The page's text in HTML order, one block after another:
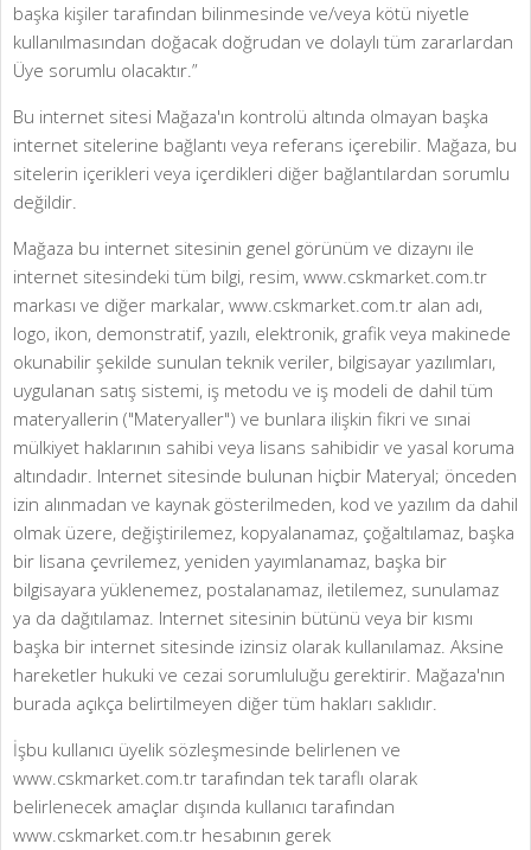
başka kişiler tarafından bilinmesinde ve/veya kötü niyetle
kullanılmasından doğacak doğrudan ve dolaylı tüm zararlardan
Üye sorumlu olacaktır.”
Bu internet sitesi Mağaza'ın kontrolü altında olmayan başka
internet sitelerine bağlantı veya referans içerebilir. Mağaza, bu
sitelerin içerikleri veya içerdikleri diğer bağlantılardan sorumlu
değildir.
Mağaza bu internet sitesinin genel görünüm ve dizaynı ile
internet sitesindeki tüm bilgi, resim, www.cskmarket.com.tr
markası ve diğer markalar, www.cskmarket.com.tr alan adı,
logo, ikon, demonstratif, yazılı, elektronik, grafik veya makinede
okunabilir şekilde sunulan teknik veriler, bilgisayar yazılımları,
uygulanan satış sistemi, iş metodu ve iş modeli de dahil tüm
materyallerin ("Materyaller") ve bunlara ilişkin fikri ve sınai
mülkiyet haklarının sahibi veya lisans sahibidir ve yasal koruma
altındadır. Internet sitesinde bulunan hiçbir Materyal; önceden
izin alınmadan ve kaynak gösterilmeden, kod ve yazılım da dahil
olmak üzere, değiştirilemez, kopyalanamaz, çoğaltılamaz, başka
bir lisana çevrilemez, yeniden yayımlanamaz, başka bir
bilgisayara yüklenemez, postalanamaz, iletilemez, sunulamaz
ya da dağıtılamaz. Internet sitesinin bütünü veya bir kısmı
başka bir internet sitesinde izinsiz olarak kullanılamaz. Aksine
hareketler hukuki ve cezai sorumluluğu gerektirir. Mağaza'nın
burada açıkça belirtilmeyen diğer tüm hakları saklıdır.
İşbu kullanıcı üyelik sözleşmesinde belirlenen ve
www.cskmarket.com.tr tarafından tek taraflı olarak
belirlenecek amaçlar dışında kullanıcı tarafından
www.cskmarket.com.tr hesabının gerek